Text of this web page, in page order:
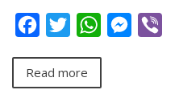
FacebookTwitterWhatsApp
Read more